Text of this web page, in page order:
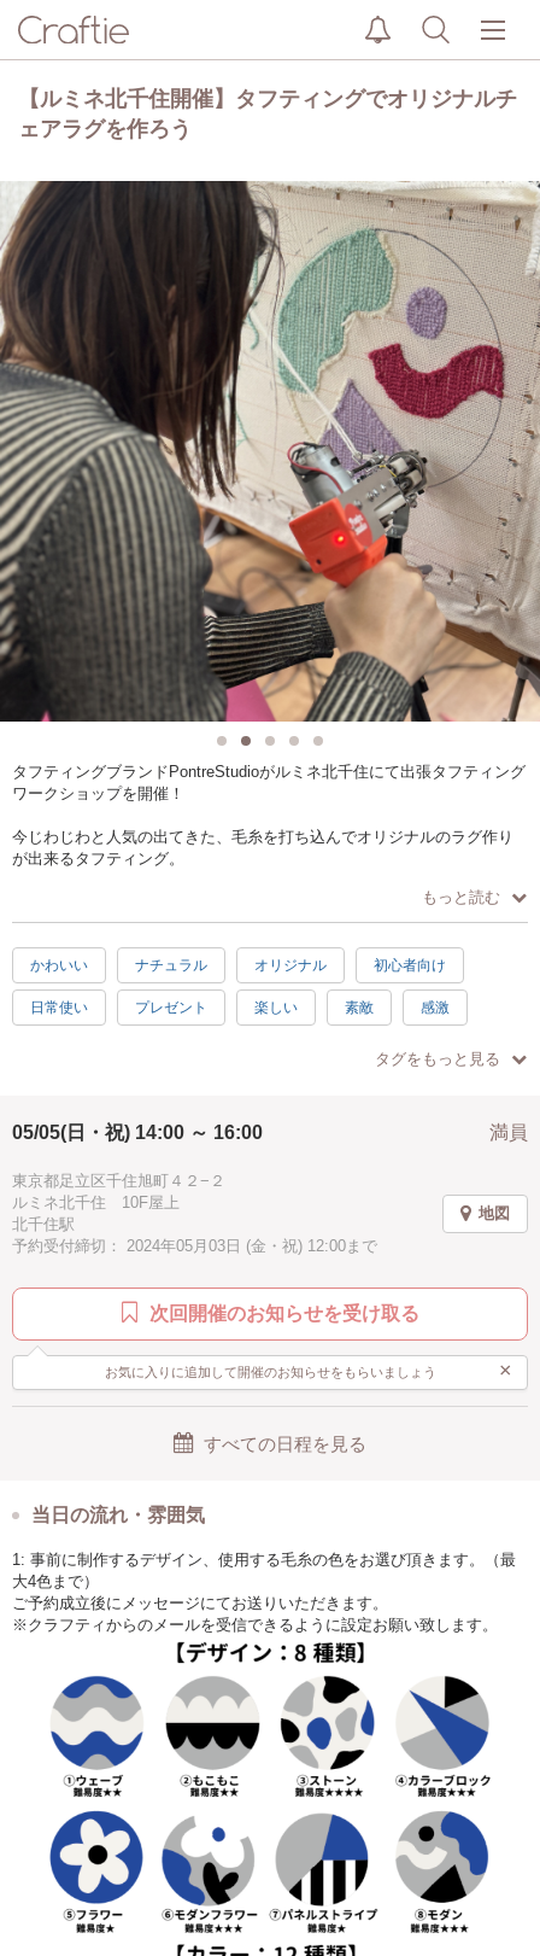
【ルミネ北千住開催】タフティングでオリジナルチ
ェアラグを作ろう
タフティングブランドPontreStudioがルミネ北千住にて出張タフティング
ワークショップを開催！
今じわじわと人気の出てきた、毛糸を打ち込んでオリジナルのラグ作り
が出来るタフティング。
8種類のデザイン・12色のカラーの中から、お好きな組み合わせで世界に
ひとつだけのオリジナルラグを完成させましょう◎
＜タフティングとは＞
布の上に数本の毛糸を束ねた状態で縫い込み、模様を作る織物技法で
タフティングガンの使用方法のレクチャーを受けた後に、ガンの練習→
制作して頂きます。作成後、後処理をこちらで行い、後日郵送（送料無
＜こだわりやポイント＞
おしゃれで使いやすいデザインの中からお好きなものを選んでいただけ
ます。カラーも自分好みにアレンジ可能◎
＜参加者に向けてのメッセージ＞
初心者の方でもわかりやすいように、少人数で開催致します。
制作途中、難しい箇所は講師がお手伝いしますのでご安心ください。
徐々に形になっていく度に、楽しさと感動を味わえるタフティング。
ぜひお友達、ご家族をお誘いの上、お気軽にご参加ください♪
＜備考＞
の力が必要になります。
（中学生〜保護者同伴で参加可能）
・当教室ではアクリル100％の毛糸を使用します。
・画像の毛糸カラーは実際の見え方と異なる場合がございます。予めご
・当日は女性講師、男性講師の２名でレクチャーいたします。
・危険な道具もございますので、小さなお子様の同伴や参加者以外の見
学はご遠慮ください。
もっと読む
かわいい ナチュラル オリジナル 初心者向け
日常使い プレゼント 楽しい 素敵 感激
手ぶらOK
タグをもっと見る
満員
05/05(日・祝) 14:00 ～ 16:00
東京都足立区千住旭町４２−２
ルミネ北千住 10F屋上
北千住駅
予約受付締切： 2024年05月03日 (金・祝) 12:00まで
地図
次回開催のお知らせを受け取る
お気に入りに追加して開催のお知らせをもらいましょう ×
すべての日程を見る
当日の流れ・雰囲気
1: 事前に制作するデザイン、使用する毛糸の色をお選び頂きます。（最
大4色まで）
ご予約成立後にメッセージにてお送りいただきます。
※クラフティからのメールを受信できるように設定お願い致します。